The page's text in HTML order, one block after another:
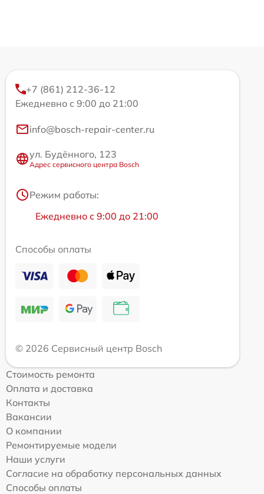
+7 (861) 212-36-12
Ежедневно с 9:00 до 21:00
info@bosch-repair-center.ru
ул. Будённого, 123
Адрес сервисного центра Bosch
Режим работы:
Ежедневно с 9:00 до 21:00
Способы оплаты
© 2026 Сервисный центр Bosch
Стоимость ремонта
Оплата и доставка
Контакты
Вакансии
О компании
Ремонтируемые модели
Наши услуги
Согласие на обработку персональных данных
Способы оплаты